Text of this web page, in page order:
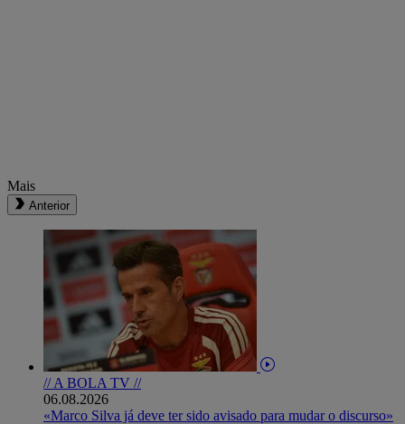
Mais
Anterior
// A BOLA TV //
06.08.2026
«Marco Silva já deve ter sido avisado para mudar o discurso»